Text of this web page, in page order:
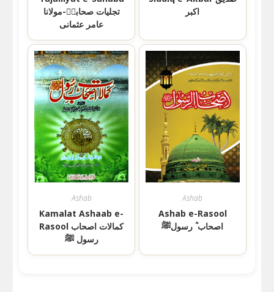
تجلیات صحابہؓ-مولانا
عامر عثمانی
اکبر
Ashab
Kamalat Ashaab e-
Rasool کمالات اصحاب
رسول ﷺ
Ashab
Ashab e-Rasool
اصحاب ؓ رسولﷺ